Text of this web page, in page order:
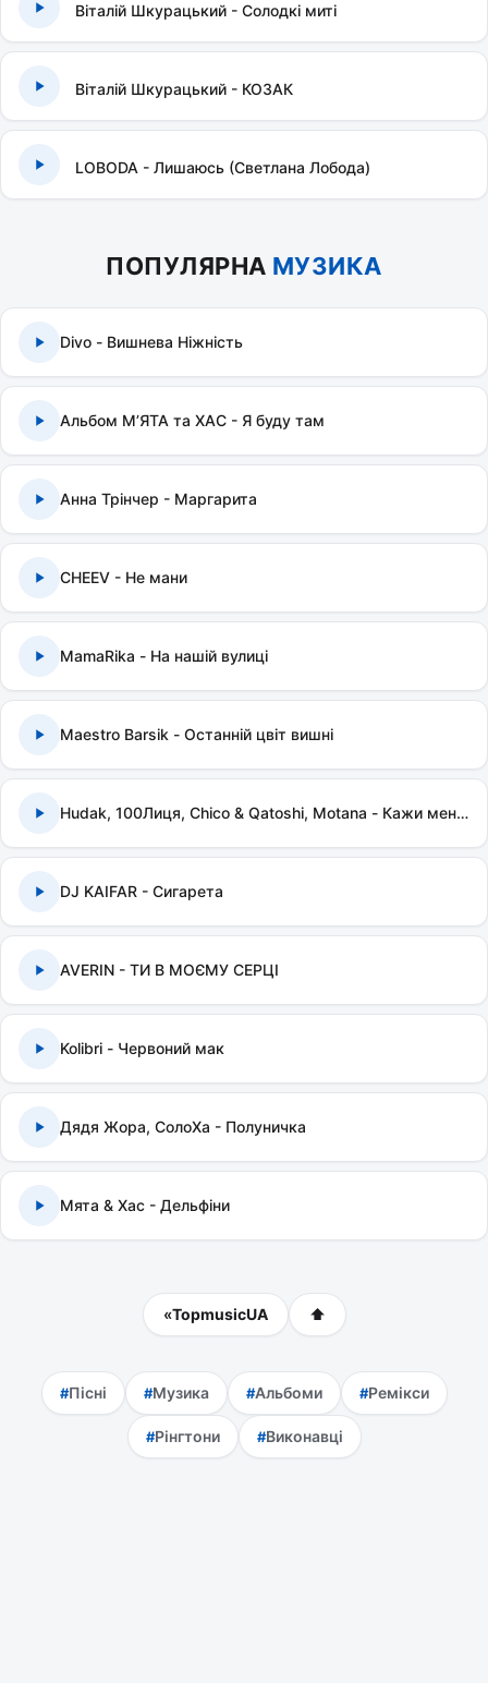
Віталій Шкурацький - Солодкі миті
Віталій Шкурацький - КОЗАК
LOBODA - Лишаюсь (Светлана Лобода)
ПОПУЛЯРНА МУЗИКА
Divo - Вишнева Ніжність
Альбом МʼЯТА та ХАС - Я буду там
Анна Трінчер - Маргарита
CHEEV - Не мани
MamaRika - На нашій вулиці
Maestro Barsik - Останній цвіт вишні
Hudak, 100Лиця, Chico & Qatoshi, Motana - Кажи мені правду
DJ KAIFAR - Сигарета
AVERIN - ТИ В МОЄМУ СЕРЦІ
Kolibri - Червоний мак
Дядя Жора, СолоХа - Полуничка
Мята & Хас - Дельфіни
«TopmusicUA ⬆
Пісні Музика Альбоми Ремікси
Рінгтони Виконавці